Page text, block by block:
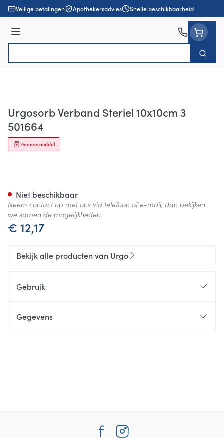
Ga naar de inhoud
Veilige betalingen Apothekersadvies Snelle beschikbaarheid
Menu
Product, merk, categorie...
Zoek
Urgosorb Verband Steriel 10x10cm 3
501664
Geneesmiddel
€ 12,17
Niet beschikbaar
Neem contact op met ons via telefoon of e-mail, dan bekijken
we samen de mogelijkheden.
Bekijk alle producten van Urgo
Gebruik
Gegevens